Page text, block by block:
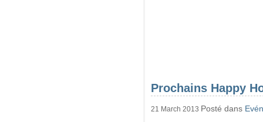
Prochains Happy
21 March 2013 Posté dans